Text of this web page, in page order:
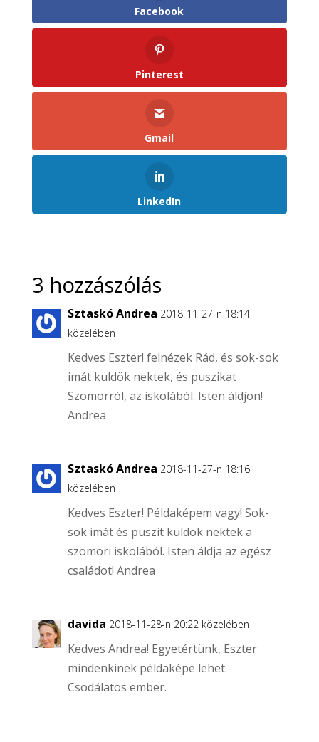
Facebook
Pinterest
Gmail
LinkedIn
3 hozzászólás
Sztaskó Andrea 2018-11-27-n 18:14
közelében
Kedves Eszter! felnézek Rád, és sok-sok
imát küldök nektek, és puszikat
Szomorról, az iskolából. Isten áldjon!
Andrea
Sztaskó Andrea 2018-11-27-n 18:16
közelében
Kedves Eszter! Példaképem vagy! Sok-
sok imát és puszit küldök nektek a
szomori iskolából. Isten áldja az egész
családot! Andrea
davida 2018-11-28-n 20:22 közelében
Kedves Andrea! Egyetértünk, Eszter
mindenkinek példaképe lehet.
Csodálatos ember.